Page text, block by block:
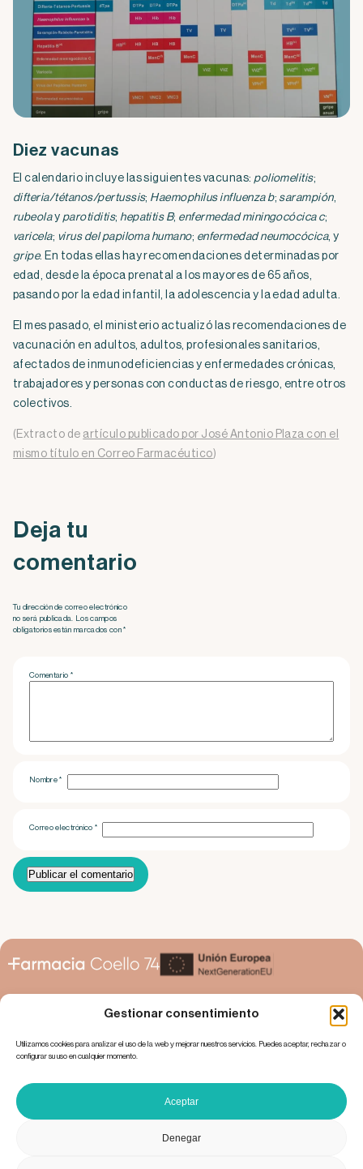
Gestionar consentimiento
Utilizamos cookies para analizar el uso de la web y mejorar nuestros servicios. Puedes aceptar, rechazar o
configurar su uso en cualquier momento.
Aceptar
Denegar
Diez vacunas
El calendario incluye las siguientes vacunas:poliomelitis;
difteria/tétanos/pertussis; Haemophilus influenza b; sarampión,
rubeolay parotiditis;hepatitis B; enfermedad miningocócica c;
varicela; virus del papiloma humano; enfermedad neumocócica, y
gripe. En todas ellas hay recomendaciones determinadas por
edad, desde la época prenatal a los mayores de 65 años,
pasando por la edad infantil, la adolescencia y la edad adulta.
El mes pasado, el ministerio actualizó las recomendaciones de
vacunación en adultos, adultos, profesionales sanitarios,
afectados de inmunodeficiencias y enfermedades crónicas,
trabajadores y personas con conductas de riesgo, entre otros
colectivos.
(Extracto de artículo publicado por José Antonio Plaza con el
mismo título en Correo Farmacéutico)
Deja tu
comentario
Tu dirección de correo electrónico
no será publicada. Los campos
obligatorios están marcados con *
Comentario *
Nombre*
Correo electrónico*
Claudio Coello 74
914 35 76 07
Lunes a sábado, 9:00 – 21:00
info@farmaciacoello74.es